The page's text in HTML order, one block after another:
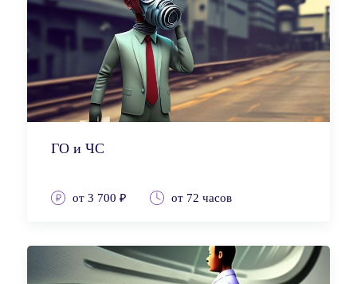
ГО и ЧС
от 3 700 ₽ от 72 часов